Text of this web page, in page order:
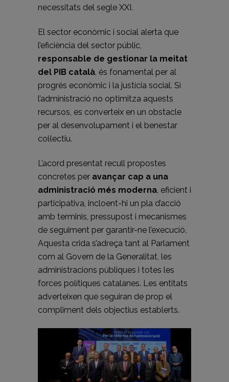
necessitats del segle XXI.
El sector econòmic i social alerta que
l’eficiència del sector públic,
responsable de gestionar la meitat
del PIB català, és fonamental per al
progrés econòmic i la justícia social. Si
l’administració no optimitza aquests
recursos, es converteix en un obstacle
per al desenvolupament i el benestar
col·lectiu.
L’acord presentat recull propostes
concretes per avançar cap a una
administració més moderna, eficient i
participativa, incloent-hi un pla d’acció
amb terminis, pressupost i mecanismes
de seguiment per garantir-ne l’execució.
Aquesta crida s’adreça tant al Parlament
com al Govern de la Generalitat, les
administracions públiques i totes les
forces polítiques catalanes. Les entitats
adverteixen que seguiran de prop el
compliment dels objectius establerts.